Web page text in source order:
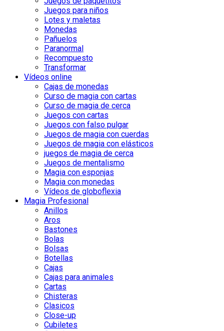
Juegos para niños
Lotes y maletas
Monedas
Pañuelos
Paranormal
Recompuesto
Transformar
Vídeos online
Cajas de monedas
Curso de magia con cartas
Curso de magia de cerca
Juegos con cartas
Juegos con falso pulgar
Juegos de magia con cuerdas
Juegos de magia con elásticos
juegos de magia de cerca
Juegos de mentalismo
Magia con esponjas
Magia con monedas
Vídeos de globoflexia
Magia Profesional
Anillos
Aros
Bastones
Bolas
Bolsas
Botellas
Cajas
Cajas para animales
Cartas
Chisteras
Clasicos
Close-up
Cubiletes